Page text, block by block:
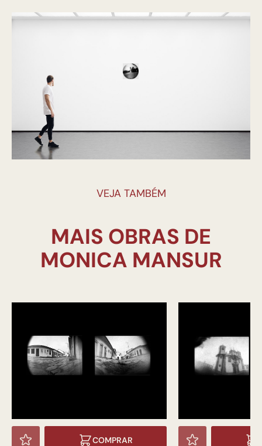
VEJA TAMBÉM
MAIS OBRAS DE
COMPRAR